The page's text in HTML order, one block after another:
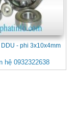
- phi 3x10x4mm
hệ 0932322638